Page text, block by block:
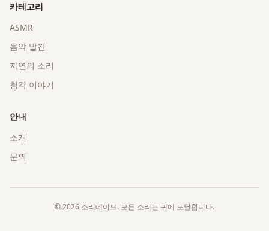
카테고리
ASMR
음악 발견
자연의 소리
청각 이야기
안내
소개
문의
©2026 소리데이트. 모든 소리는 귀에 도달합니다.